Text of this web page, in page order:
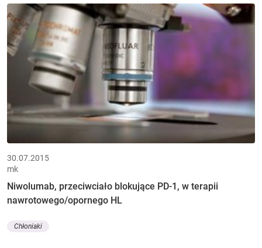
30.07.2015
mk
Niwolumab, przeciwciało blokujące PD-1, w terapii
nawrotowego/opornego HL
Chłoniaki